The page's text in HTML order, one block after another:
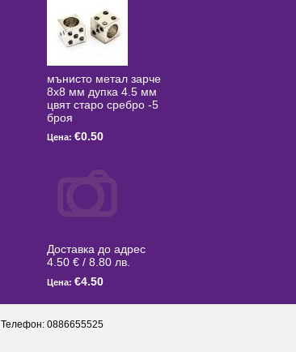
мънисто метал зарче
8x8 мм дупка 4.5 мм
цвят старо сребро -5
броя
Цена: €0.50
Доставка до адрес
4.50 € / 8.80 лв.
Цена: €4.50
Телефон: 0886655525